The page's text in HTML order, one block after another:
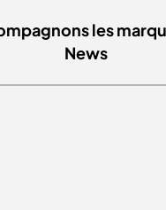
les
News